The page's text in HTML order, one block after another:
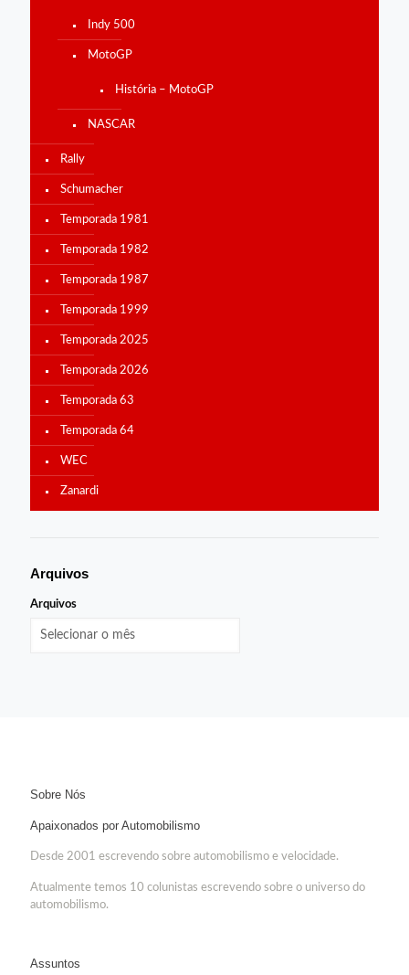
Indy 500
MotoGP
História – MotoGP
NASCAR
Rally
Schumacher
Temporada 1981
Temporada 1982
Temporada 1987
Temporada 1999
Temporada 2025
Temporada 2026
Temporada 63
Temporada 64
WEC
Zanardi
Arquivos
Arquivos
Sobre Nós
Apaixonados por Automobilismo
Desde 2001 escrevendo sobre automobilismo e velocidade.
Atualmente temos 10 colunistas escrevendo sobre o universo do
automobilismo.
Assuntos